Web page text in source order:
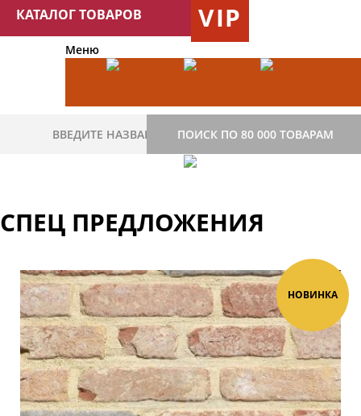
КАТАЛОГ ТОВАРОВ VIP
Меню
ПОИСК ПО 80 000 ТОВАРАМ
СПЕЦ ПРЕДЛОЖЕНИЯ
НОВИНКА